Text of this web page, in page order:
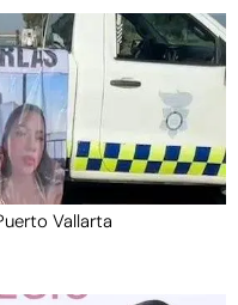
Vallarta